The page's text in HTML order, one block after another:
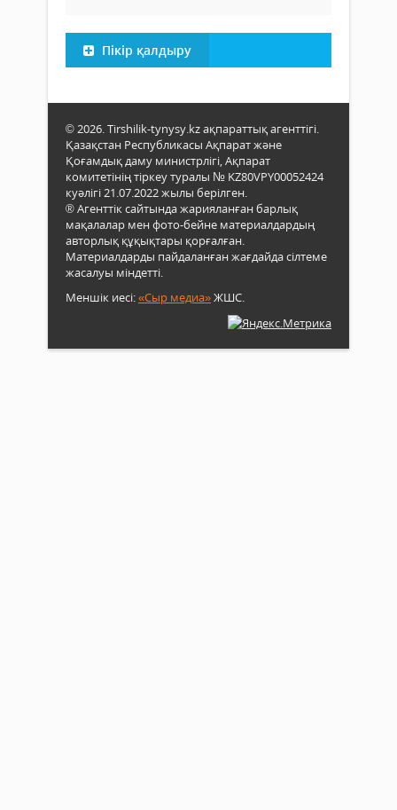
Пікір қалдыру
© 2026. Tirshilik-tynysy.kz ақпараттық агенттігі.
Қазақстан Республикасы Ақпарат және
Қоғамдық даму министрлігі, Ақпарат
комитетінің тіркеу туралы № KZ80VPY00052424
куәлігі 21.07.2022 жылы берілген.
® Агенттік сайтында жарияланған барлық
мақалалар мен фото-бейне материалдардың
авторлық құқықтары қорғалған.
Материалдарды пайдаланған жағдайда сілтеме
жасалуы міндетті.
Меншік иесі:«Сыр медиа»ЖШС.